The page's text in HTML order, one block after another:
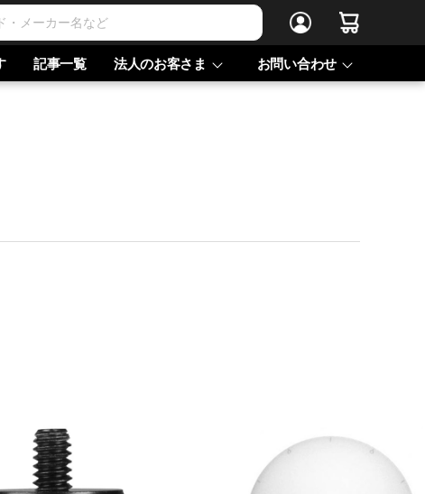
記事一覧 法人のお客さま お問い合わせ